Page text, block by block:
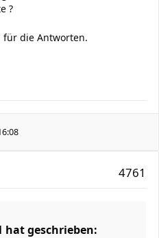
?
für die Antworten.
4761
hat geschrieben: